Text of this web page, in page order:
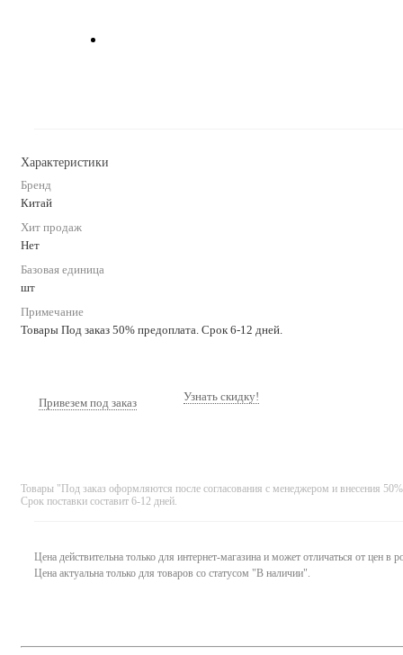
Характеристики
Бренд
Китай
Хит продаж
Нет
Базовая единица
шт
Примечание
Товары Под заказ 50% предоплата. Срок 6-12 дней.
Привезем под заказ Узнать скидку!
Товары "Под заказ оформляются после согласования с менеджером и внесения
Срок поставки составит 6-12 дней.
Цена действительна только для интернет-магазина и может отличаться от цен в
Цена актуальна только для товаров со статусом "В наличии".